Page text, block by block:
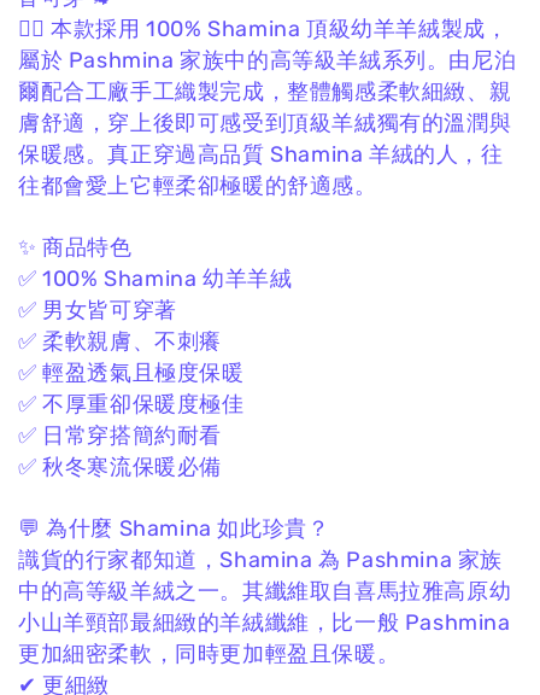
❤️‍🔥 本款採用 100% Shamina 頂級幼羊羊絨製成，
屬於 Pashmina 家族中的高等級羊絨系列。 由尼泊
爾配合工廠手工織製完成，整體觸感柔軟細緻、親
膚舒適， 穿上後即可感受到頂級羊絨獨有的溫潤與
保暖感。真正穿過高品質 Shamina 羊絨的人，往
往都會愛上它輕柔卻極暖的舒適感。
✨ 商品特色
✅ 100% Shamina 幼羊羊絨
✅ 男女皆可穿著
✅ 柔軟親膚、不刺癢
✅ 輕盈透氣且極度保暖
✅ 不厚重卻保暖度極佳
✅ 日常穿搭簡約耐看
✅ 秋冬寒流保暖必備
💬 為什麼 Shamina 如此珍貴？
識貨的行家都知道， Shamina 為 Pashmina 家族
中的高等級羊絨之一。其纖維取自喜馬拉雅高原幼
小山羊頸部最細緻的羊絨纖維， 比一般 Pashmina
更加細密柔軟， 同時更加輕盈且保暖。
✔ 更細緻